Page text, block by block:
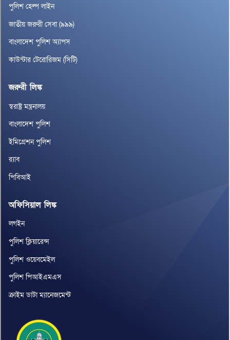
পুলিশ হেল্প লাইন
জাতীয় জরুরী সেবা (৯৯৯)
বাংলাদেশ পুলিশ অ্যাপস
কাউন্টার টেরোরিজম (সিটি)
জরুরী লিঙ্ক
স্বরাষ্ট্র মন্ত্রনালয়
বাংলাদেশ পুলিশ
ইমিগ্রেশন পুলিশ
র‌্যাব
পিবিআই
অফিসিয়াল লিঙ্ক
লগইন
পুলিশ ক্লিয়ারেন্স
পুলিশ ওয়েবমেইল
পুলিশ পিআইএমএস
ক্রাইম ডাটা ম্যানেজমেন্ট